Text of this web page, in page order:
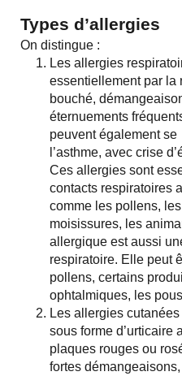
Types d’allergies
On distingue :
Les allergies
essentiellement par la
bouché,
éternuements
peuvent également
l’asthme, avec crise
Ces allergies sont
contacts respiratoires
comme les pollens,
moisissures, les
allergique est aussi
respiratoire. Elle peut
pollens, certains
ophtalmiques, les
Les allergies
sous forme d’urticaire
plaques rouges ou
fortes